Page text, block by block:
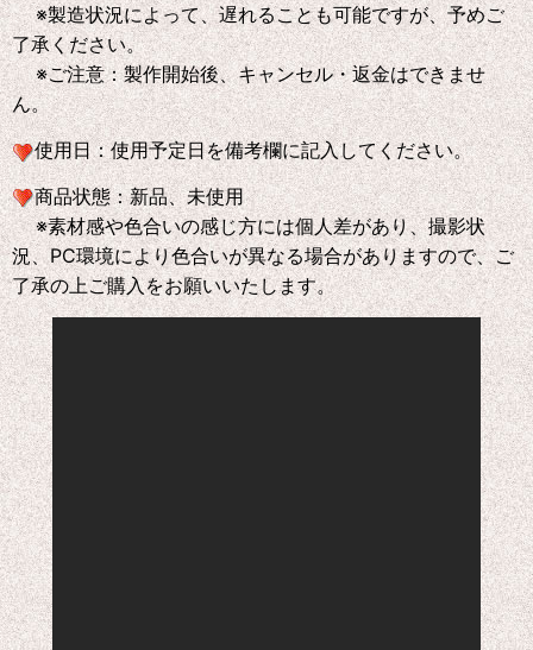
※製造状況によって、遅れることも可能ですが、予めご
了承ください。
※ご注意：製作開始後、キャンセル・返金はできませ
ん。
使用日：使用予定日を備考欄に記入してください。
商品状態：新品、未使用
※素材感や色合いの感じ方には個人差があり、撮影状
況、PC環境により色合いが異なる場合がありますので、ご
了承の上ご購入をお願いいたします。